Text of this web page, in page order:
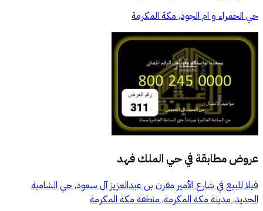
حي الحمراء و ام الجود, مكة المكرمة
عروض مطابقة فيحي الملك فهد
فيلا للبيع في شارع الأمير مقرن بن عبدالعزيز آل سعود, حي الشامية
الجديد, مدينة مكة المكرمة, منطقة مكة المكرمة